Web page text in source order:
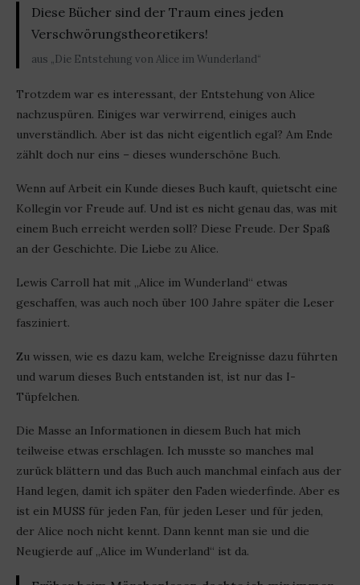
Diese Bücher sind der Traum eines jeden
Verschwörungstheoretikers!
aus „Die Entstehung von Alice im Wunderland“
Trotzdem war es interessant, der Entstehung von Alice
nachzuspüren. Einiges war verwirrend, einiges auch
unverständlich. Aber ist das nicht eigentlich egal? Am Ende
zählt doch nur eins – dieses wunderschöne Buch.
Wenn auf Arbeit ein Kunde dieses Buch kauft, quietscht eine
Kollegin vor Freude auf. Und ist es nicht genau das, was mit
einem Buch erreicht werden soll? Diese Freude. Der Spaß
an der Geschichte. Die Liebe zu Alice.
Lewis Carroll hat mit „Alice im Wunderland“ etwas
geschaffen, was auch noch über 100 Jahre später die Leser
fasziniert.
Zu wissen, wie es dazu kam, welche Ereignisse dazu führten
und warum dieses Buch entstanden ist, ist nur das I-
Tüpfelchen.
Die Masse an Informationen in diesem Buch hat mich
teilweise etwas erschlagen. Ich musste so manches mal
zurück blättern und das Buch auch manchmal einfach aus der
Hand legen, damit ich später den Faden wiederfinde. Aber es
ist ein MUSS für jeden Fan, für jeden Leser und für jeden,
der Alice noch nicht kennt. Dann kennt man sie und die
Neugierde auf „Alice im Wunderland“ ist da.